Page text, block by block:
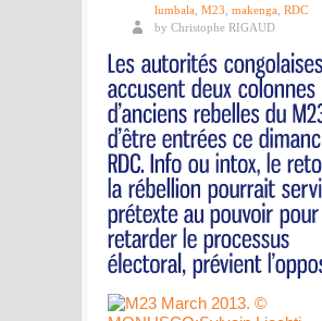
lumbala M23 makenga RDC
by Christophe RIGAUD